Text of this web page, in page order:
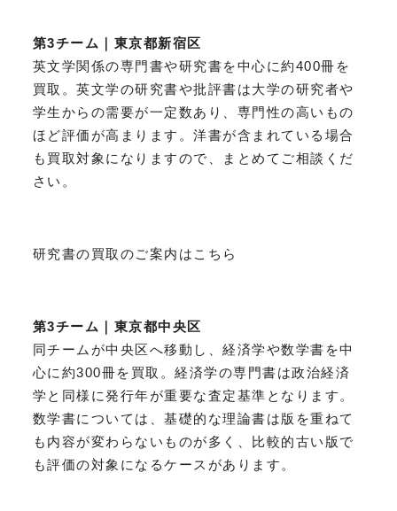
第3チーム｜東京都新宿区
英文学関係の専門書や研究書を中心に約400冊を
買取。英文学の研究書や批評書は大学の研究者や
学生からの需要が一定数あり、専門性の高いもの
ほど評価が高まります。洋書が含まれている場合
も買取対象になりますので、まとめてご相談くだ
さい。
研究書の買取のご案内はこちら
第3チーム｜東京都中央区
同チームが中央区へ移動し、経済学や数学書を中
心に約300冊を買取。経済学の専門書は政治経済
学と同様に発行年が重要な査定基準となります。
数学書については、基礎的な理論書は版を重ねて
も内容が変わらないものが多く、比較的古い版で
も評価の対象になるケースがあります。